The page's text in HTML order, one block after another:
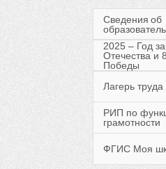
Сведения об
2025 – Год
Отечества и
Победы
Лагерь
РИП по
грамотности
ФГИС Моя